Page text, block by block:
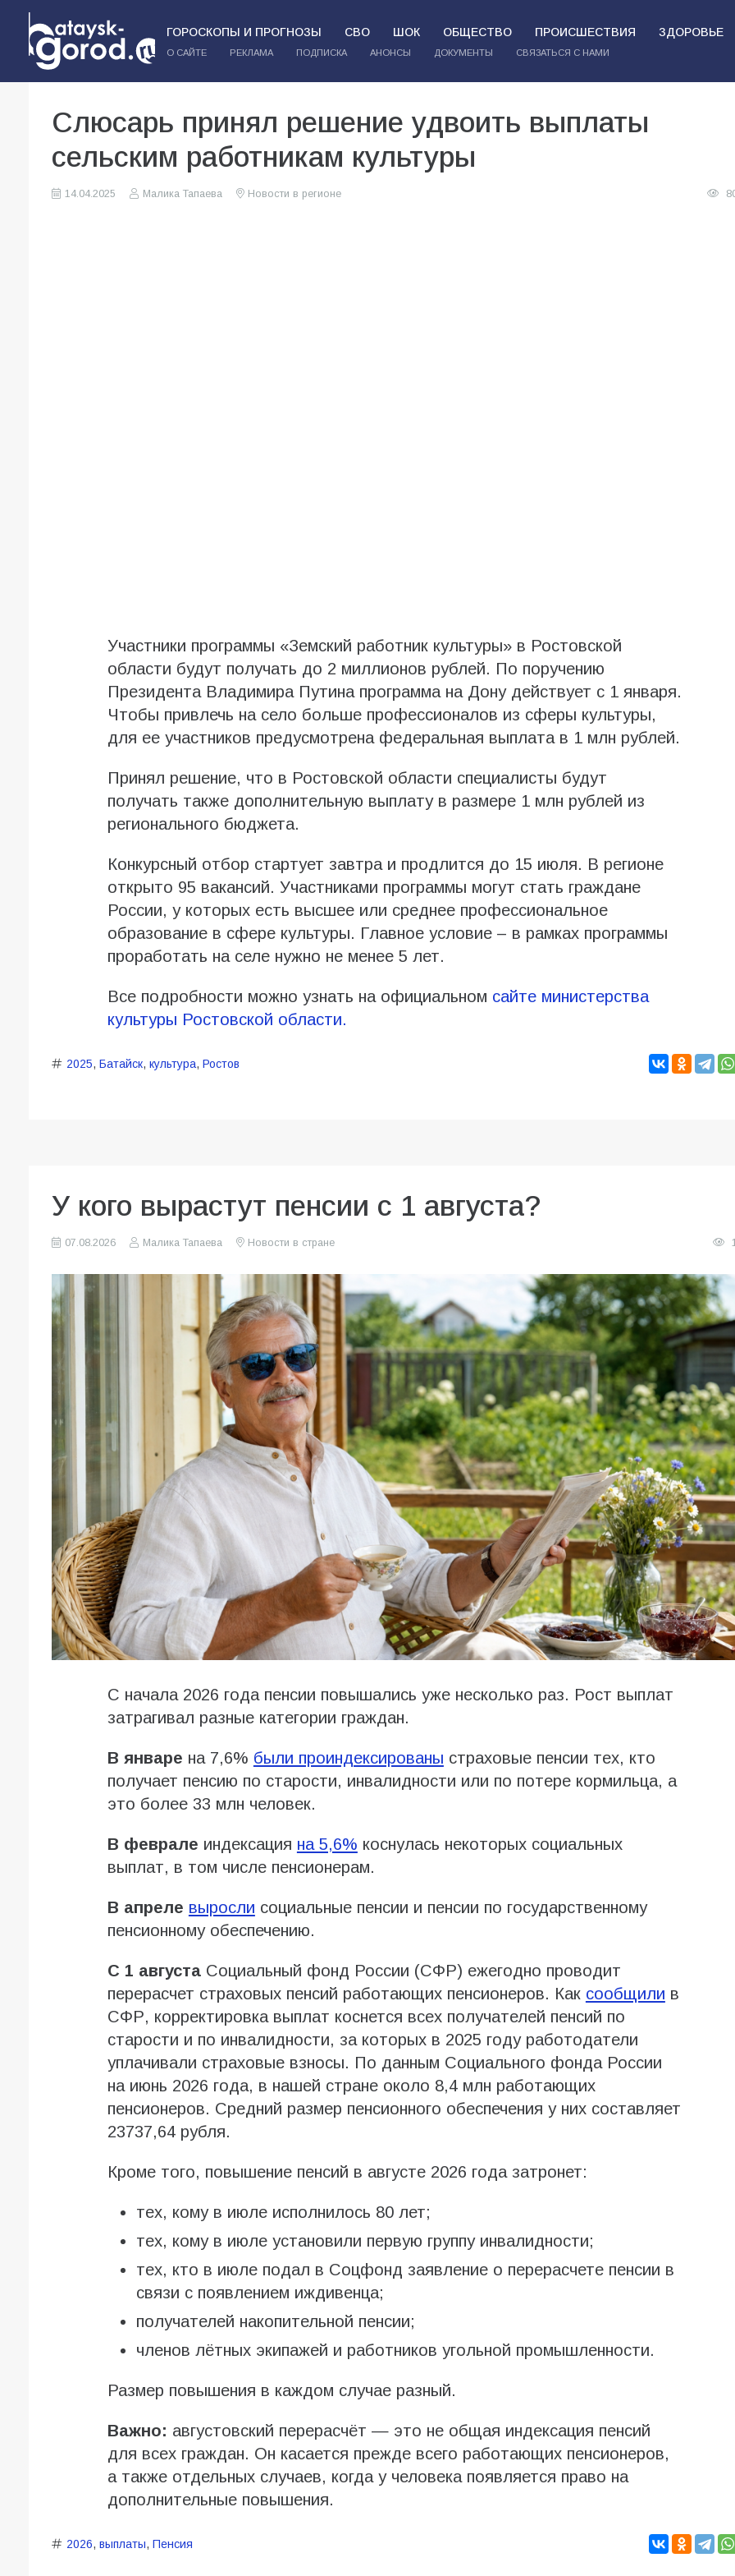
ГОРОСКОПЫ И ПРОГНОЗЫ СВО ШОК ОБЩЕСТВО ПРОИСШЕСТВИЯ ЗДОРОВЬЕ
О САЙТЕ РЕКЛАМА ПОДПИСКА АНОНСЫ ДОКУМЕНТЫ СВЯЗАТЬСЯ С НАМИ
Слюсарь принял решение удвоить выплаты
сельским работникам культуры
14.04.2025 Малика Тапаева Новости в регионе
Участники программы «Земский работник культуры» в Ростовской
области будут получать до 2 миллионов рублей. По поручению
Президента Владимира Путина программа на Дону действует с 1 января.
Чтобы привлечь на село больше профессионалов из сферы культуры,
для ее участников предусмотрена федеральная выплата в 1 млн рублей.
Принял решение, что в Ростовской области специалисты будут
получать также дополнительную выплату в размере 1 млн рублей из
регионального бюджета.
Конкурсный отбор стартует завтра и продлится до 15 июля. В регионе
открыто 95 вакансий. Участниками программы могут стать граждане
России, у которых есть высшее или среднее профессиональное
образование в сфере культуры. Главное условие – в рамках программы
проработать на селе нужно не менее 5 лет.
Все подробности можно узнать на официальном сайте министерства
культуры Ростовской области.
2025, Батайск, культура, Ростов
У кого вырастут пенсии с 1 августа?
07.08.2026 Малика Тапаева Новости в стране
С начала 2026 года пенсии повышались уже несколько раз. Рост выплат
затрагивал разные категории граждан.
В январе на 7,6% были проиндексированы страховые пенсии тех, кто
получает пенсию по старости, инвалидности или по потере кормильца, а
это более 33 млн человек.
В феврале индексация на 5,6% коснулась некоторых социальных
выплат, в том числе пенсионерам.
В апреле выросли социальные пенсии и пенсии по государственному
пенсионному обеспечению.
С 1 августаСоциальный фонд России (СФР) ежегодно проводит
перерасчет страховых пенсий работающих пенсионеров. Как сообщили в
СФР, корректировка выплат коснется всех получателей пенсий по
старости и по инвалидности, за которых в 2025 году работодатели
уплачивали страховые взносы. По данным Социального фонда России
на июнь 2026 года, в нашей стране около 8,4 млн работающих
пенсионеров. Средний размер пенсионного обеспечения у них составляет
23737,64 рубля.
Кроме того, повышение пенсий в августе 2026 года затронет:
тех, кому в июле исполнилось 80 лет;
тех, кому в июле установили первую группу инвалидности;
тех, кто в июле подал в Соцфонд заявление о перерасчете пенсии в
связи с появлением иждивенца;
получателей накопительной пенсии;
членов лётных экипажей и работников угольной промышленности.
Размер повышения в каждом случае разный.
Важно: августовский перерасчёт — это не общая индексация пенсий
для всех граждан. Он касается прежде всего работающих пенсионеров,
а также отдельных случаев, когда у человека появляется право на
дополнительные повышения.
2026, выплаты, Пенсия